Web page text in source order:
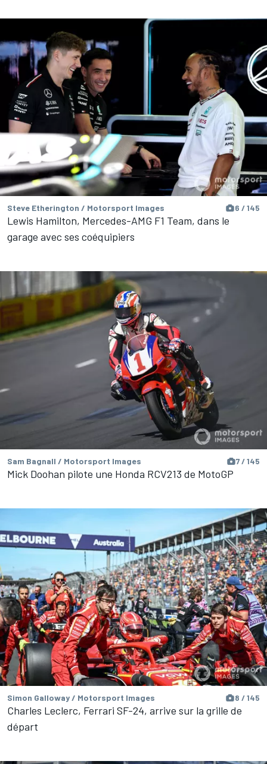
Steve Etherington / Motorsport Images 6 / 145
Lewis Hamilton, Mercedes-AMG F1 Team, dans le
garage avec ses coéquipiers
Sam Bagnall / Motorsport Images 7 / 145
Mick Doohan pilote une Honda RCV213 de MotoGP
Simon Galloway / Motorsport Images 8 / 145
Charles Leclerc, Ferrari SF-24, arrive sur la grille de
départ